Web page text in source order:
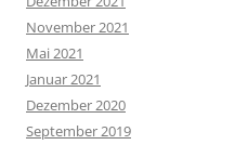
November 2021
Mai 2021
Januar 2021
Dezember 2020
September 2019